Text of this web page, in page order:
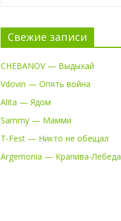
Свежие записи
CHEBANOV — Выдыхай
Vdovin — Опять война
Alita — Ядом
Sammy — Мамми
T-Fest — Никто не обещал
Argemonia — Крапива-Лебеда